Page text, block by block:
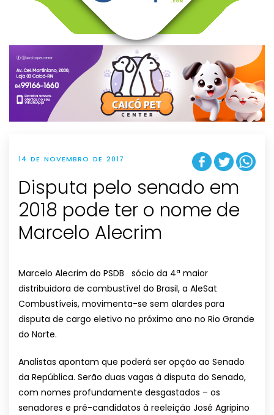
v
g
t
i
o
n
14 DE NOVEMBRO DE 2017
Disputa pelo senado em
2018 pode ter o nome de
Marcelo Alecrim
Marcelo Alecrim do PSDB sócio da 4ª maior
distribuidora de combustível do Brasil, a AleSat
Combustíveis, movimenta-se sem alardes para
disputa de cargo eletivo no próximo ano no Rio Grande
do Norte.
Analistas apontam que poderá ser opção ao Senado
da República. Serão duas vagas à disputa do Senado,
com nomes profundamente desgastados – os
senadores e pré-candidatos à reeleição José Agripino